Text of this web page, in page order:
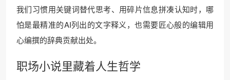
我们习惯用关键词替代思考、用碎片信息拼凑认知时，哪
怕是最精准的AI列出的文字释义，也需要匠心般的编辑用
心编撰的辞典贡献出处。
职场小说里藏着人生哲学